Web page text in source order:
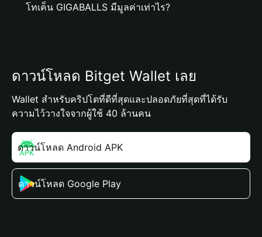
โทเค็น GIGABALLS มีมูลค่าเท่าไร?
ดาวน์โหลด Bitget Wallet เลย
Wallet สำหรับคริปโตที่ดีที่สุดและปลอดภัยที่สุดที่ได้รับ
ความไว้วางใจจากผู้ใช้ 40 ล้านคน
ดาวน์โหลด Android APK
ดาวน์โหลด Google Play